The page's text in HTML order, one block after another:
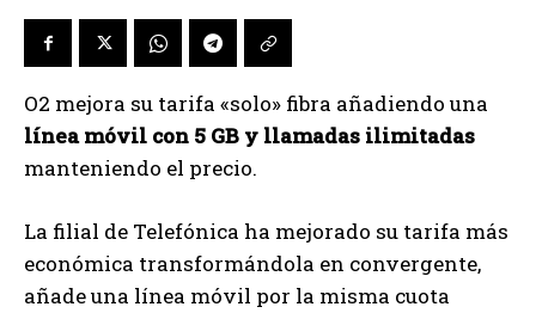
O2 mejora su tarifa «solo» fibra añadiendo una
línea móvil con 5 GB y llamadas ilimitadas
manteniendo el precio.
La filial de Telefónica ha mejorado su tarifa más
económica transformándola en convergente,
añade una línea móvil por la misma cuota